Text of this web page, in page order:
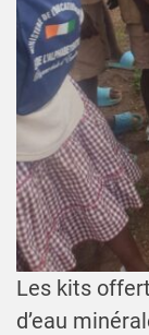
Les kits
d’eau